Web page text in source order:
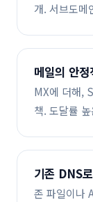
개. 서브도메
메일의 안정
MX에 더해,
책. 도달률
기존 DNS
존 파일이나